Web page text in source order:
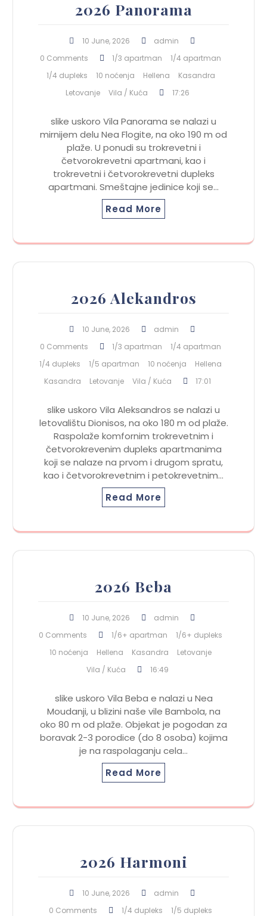
2026 Panorama
10 June, 2026
admin
0 Comments
1/3 apartman
1/4 apartman
1/4 dupleks
10 noćenja Hellena
Kasandra
Letovanje
Vila / Kuća 17:26
slike uskoro Vila Panorama se nalazi u
mirnijem delu Nea Flogite, na oko 190 m od
plaže. U ponudi su trokrevetni i
četvorokrevetni apartmani, kao i
trokrevetni i četvorokrevetni dupleks
apartmani. Smeštajne jedinice koji se…
Read More
2026 Alekandros
10 June, 2026
admin
0 Comments
1/3 apartman
1/4 apartman
1/4 dupleks
1/5 apartman 10 noćenja
Hellena
Kasandra
Letovanje Vila / Kuća 17:01
slike uskoro Vila Aleksandros se nalazi u
letovalištu Dionisos, na oko 180 m od plaže.
Raspolaže komfornim trokrevetnim i
četvorokrevenim dupleks apartmanima
koji se nalaze na prvom i drugom spratu,
kao i četvorokrevetnim i petokrevetnim…
Read More
2026 Beba
10 June, 2026
admin
0 Comments
1/6+ apartman
1/6+ dupleks
10 noćenja
Hellena Kasandra
Letovanje
Vila / Kuća
16:49
slike uskoro Vila Beba e nalazi u Nea
Moudanji, u blizini naše vile Bambola, na
oko 80 m od plaže. Objekat je pogodan za
boravak 2-3 porodice (do 8 osoba) kojima
je na raspolaganju cela…
Read More
2026 Harmoni
10 June, 2026
admin
0 Comments
1/4 dupleks
1/5 dupleks